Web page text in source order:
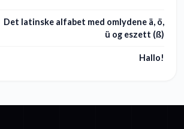
Det latinske alfabet med omlydene ä, ö,
ü og eszett (ß)
Hallo!